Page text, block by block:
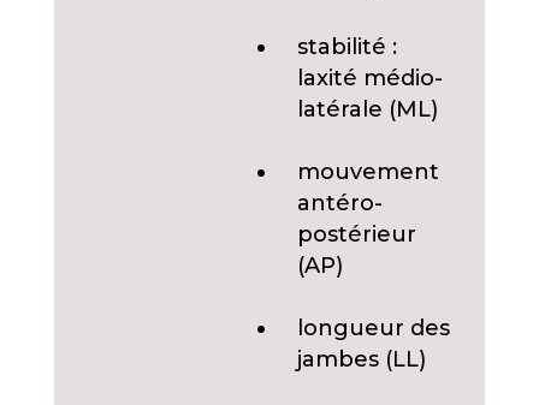
stabilité :
laxité médio-
latérale (ML)
mouvement
antéro-
postérieur
(AP)
longueur des
jambes (LL)